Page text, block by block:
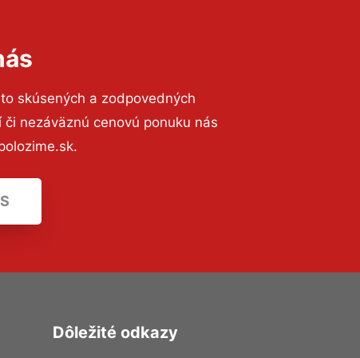
skúsených a zodpovedných
nezáväznú cenovú ponuku nás
Dôležité odkazy